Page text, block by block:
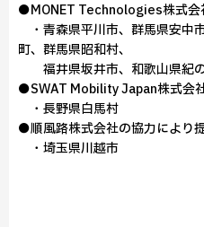
●MONET Technologies株式会
・青森県平川市、群馬県安中
町、群馬県昭和村、
福井県坂井市、和歌山県紀
●SWAT Mobility Japan株式会
・長野県白馬村
●順風路株式会社の協力により
・埼玉県川越市